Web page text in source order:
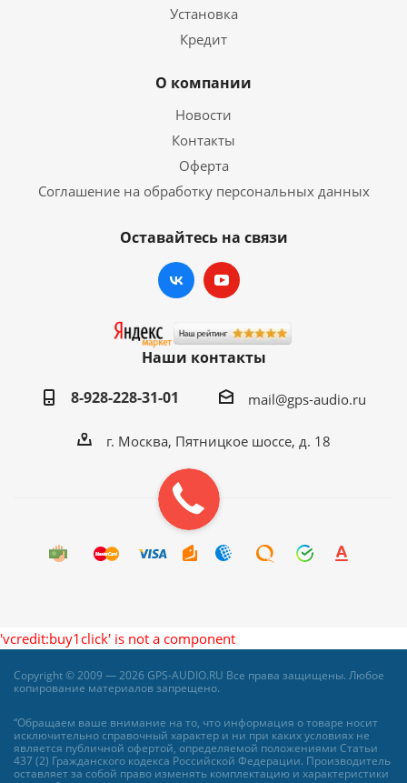
Установка
Кредит
О компании
Новости
Контакты
Оферта
Соглашение на обработку персональных данных
Оставайтесь на связи
Наши контакты
8-928-228-31-01
mail@gps-audio.ru
г. Москва, Пятницкое шоссе, д. 18
'vcredit:buy1click' is not a component
Copyright © 2009 — 2026 GPS-AUDIO.RU Все права защищены. Любое
копирование материалов запрещено.
“Обращаем ваше внимание на то, что информация о товаре носит
исключительно справочный характер и ни при каких условиях не
является публичной офертой, определяемой положениями Статьи
437 (2) Гражданского кодекса Российской Федерации. Производитель
оставляет за собой право изменять комплектацию и характеристики